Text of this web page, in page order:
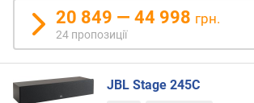
ь
с
м
у
г
20 849 — 44 998 грн.
24 пропозиції
JBL Stage 245C